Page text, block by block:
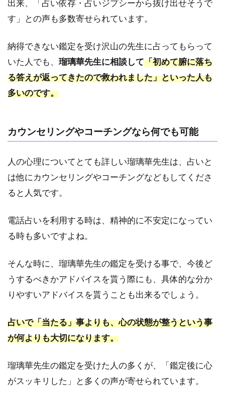
いヴ
ニに
後の
4.3
3.待
機す
約す
べき
った
対処
方法
瑠
璃
華
生
似
た
や
悩
得
意
出来、「占い依存・占いジプシーから抜け出せそうで
す」との声も多数寄せられています。
納得できない鑑定を受け沢山の先生に占ってもらって
いた人でも、 瑠璃華先生に相談して「初めて腑に落ち
る答えが返ってきたので救われました」といった人も
多いのです。
カウンセリングやコーチングなら何でも可能
人の心理についてとても詳しい瑠璃華先生は、占いと
は他にカウンセリングやコーチングなどもしてくださ
ると人気です。
電話占いを利用する時は、精神的に不安定になってい
る時も多いですよね。
そんな時に、瑠璃華先生の鑑定を受ける事で、今後ど
うするべきかアドバイスを貰う際にも、具体的な分か
りやすいアドバイスを貰うことも出来るでしょう。
占いで「当たる」事よりも、心の状態が整うという事
が何よりも大切になります。
瑠璃華先生の鑑定を受けた人の多くが、「鑑定後に心
がスッキリした」と多くの声が寄せられています。